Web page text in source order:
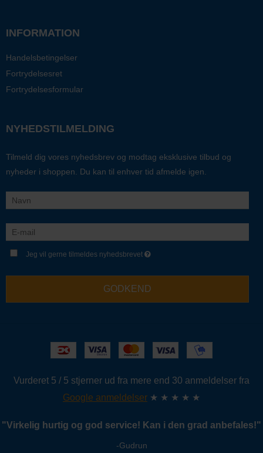
INFORMATION
Handelsbetingelser
Fortrydelsesret
Fortrydelsesformular
NYHEDSTILMELDING
Tilmeld dig vores nyhedsbrev og modtag eksklusive tilbud og
nyheder i shoppen. Du kan til enhver tid afmelde igen.
Jeg vil gerne tilmeldes nyhedsbrevet
GODKEND
Vurderet 5 / 5 stjerner ud fra mere end 30 anmeldelser fra
Google anmeldelser ★ ★ ★ ★ ★
"Virkelig hurtig og god service! Kan i den grad anbefales!"
-Gudrun